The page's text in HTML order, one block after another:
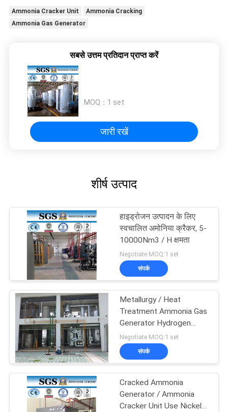
Ammonia Cracker Unit
Ammonia Cracking
Ammonia Gas Generator
सबसे उत्तम प्रतिदान प्राप्त करें
MOQ： 1 set
जारी रखें
शीर्ष उत्पाद
हाइड्रोजन उत्पादन के लिए
स्वचालित अमोनिया क्रैकर, 5-
10000Nm3 / H क्षमता
Negotiate MOQ:1 set
संपर्क
Metallurgy / Heat
Treatment Ammonia Gas
Generator Hydrogen
Generator
Negotiate MOQ:1 set
संपर्क
Cracked Ammonia
Generator / Ammonia
Cracker Unit Use Nickel